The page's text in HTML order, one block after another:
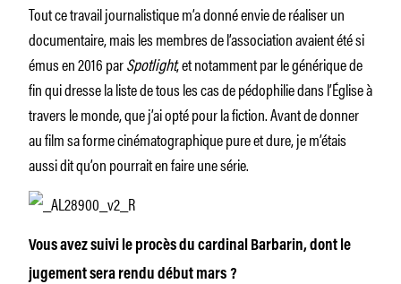
Tout ce travail journalistique m’a donné envie de réaliser un
documentaire, mais les membres de l’association avaient été si
émus en 2016 parSpotlight, et notamment par le générique de
fin qui dresse la liste de tous les cas de pédophilie dans l’Église à
travers le monde, que j’ai opté pour la fiction. Avant de donner
au film sa forme cinématographique pure et dure, je m’étais
aussi dit qu’on pourrait en faire une série.
Vous avez suivi le procès du cardinal Barbarin, dont le
jugement sera rendu début mars ?